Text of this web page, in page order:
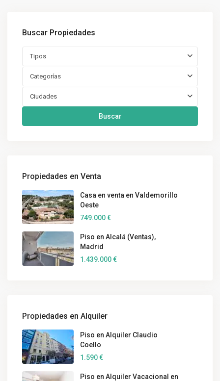
Buscar Propiedades
Tipos
Categorías
Ciudades
Buscar
Propiedades en Venta
Casa en venta en Valdemorillo
Oeste
749.000 €
Piso en Alcalá (Ventas),
Madrid
1.439.000 €
Propiedades en Alquiler
Piso en Alquiler Claudio
Coello
1.590 €
Piso en Alquiler Vacacional en